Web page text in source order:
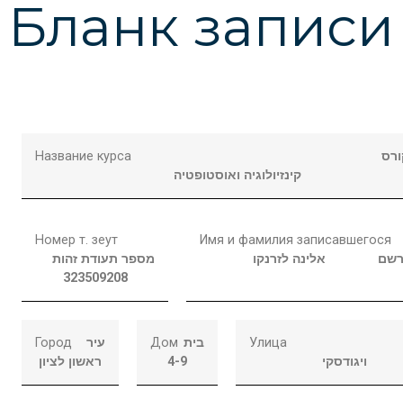
Бланк записи
Название курса
קינזיולוגיה ואוסטופטיה
Номер т. зеут
מספר תעודת זהות
323509208
Имя и фамилия записавшегося
אלינה לזרנקו
Город
עיר
ראשון לציון
Дом בית
4-9
Улица
ויגודסקי